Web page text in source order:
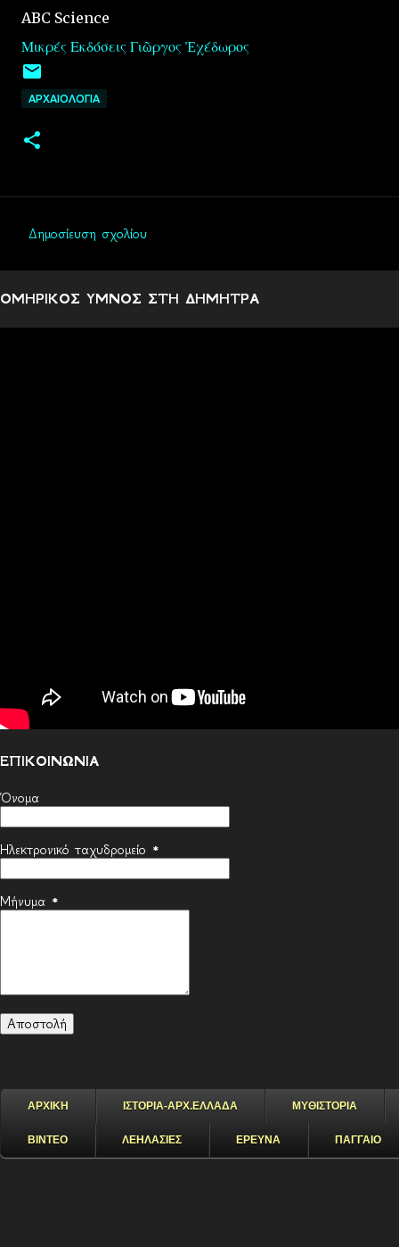
ABC Science
Μικρές Εκδόσεις Γιῶργος Ἐχέδωρος
ΑΡΧΑΙΟΛΟΓΙΑ
ό
λ
Δημοσίευση σχολίου
ΟΜΗΡΙΚΟΣ ΥΜΝΟΣ ΣΤΗ ΔΗΜΗΤΡΑ
ΕΠΙΚΟΙΝΩΝΙΑ
Όνομα
Ηλεκτρονικό ταχυδρομείο *
Μήνυμα *
ΑΡΧΙΚΗ ΙΣΤΟΡΙΑ-ΑΡΧ.ΕΛΛΑΔΑ ΜΥΘΙΣΤΟΡΙΑ
ΒΙΝΤΕΟ ΛΕΗΛΑΣΙΕΣ ΕΡΕΥΝΑ ΠΑΓΓΑΙΟ